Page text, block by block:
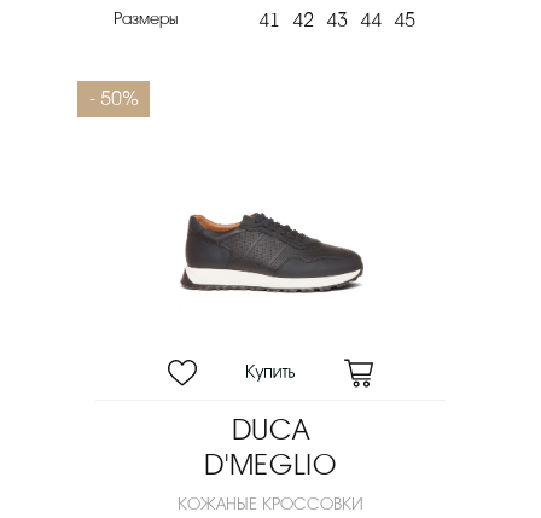
Размеры 41 42 43 44 45
- 50%
DUCA
D'MEGLIO
КОЖАНЫЕ КРОССОВКИ